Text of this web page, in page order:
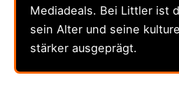
Mediadeals. Bei Littler ist
sein Alter und seine
stärker ausgeprägt.